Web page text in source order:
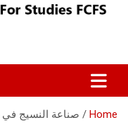
Home صناعة النسيج